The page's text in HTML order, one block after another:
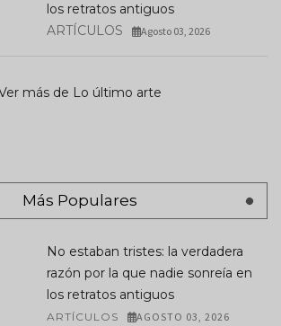
los retratos antiguos
ARTÍCULOS
Agosto 03, 2026
más de Lo último arte
Más Populares
No estaban tristes: la verdadera
razón por la que nadie sonreía en
los retratos antiguos
ARTÍCULOS AGOSTO 03, 2026